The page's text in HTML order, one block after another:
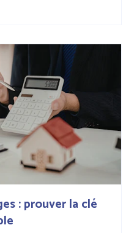
: prouver la clé